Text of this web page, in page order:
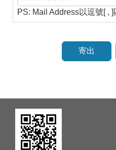
PS: Mail Address以逗號[ , ]